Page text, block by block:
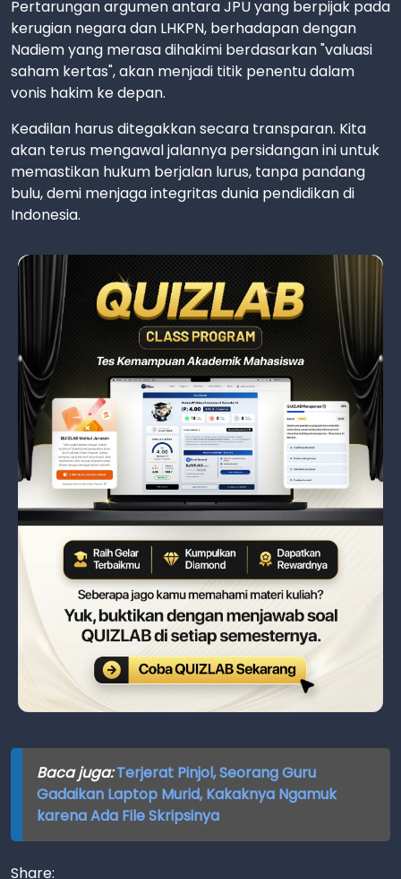
Pertarungan argumen antara JPU yang berpijak pada
kerugian negara dan LHKPN, berhadapan dengan
Nadiem yang merasa dihakimi berdasarkan "valuasi
saham kertas", akan menjadi titik penentu dalam
vonis hakim ke depan.
Keadilan harus ditegakkan secara transparan. Kita
akan terus mengawal jalannya persidangan ini untuk
memastikan hukum berjalan lurus, tanpa pandang
bulu, demi menjaga integritas dunia pendidikan di
Indonesia.
Baca juga:Terjerat Pinjol, Seorang Guru
Gadaikan Laptop Murid, Kakaknya Ngamuk
karena Ada File Skripsinya
Share: